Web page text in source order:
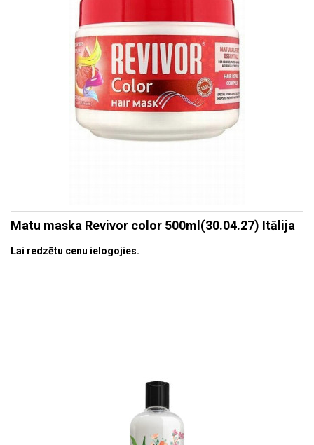
Matu maska Revivor color 500ml(30.04.27) Itālija
Lai redzētu cenu ielogojies.